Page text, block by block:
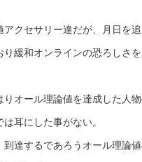
アクセサリー達だが、月日を
り緩和オンラインの恐ろしさ
りオール理論値を達成した人
は耳にした事がない。
到達するであろうオール理論